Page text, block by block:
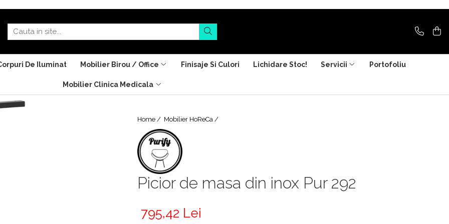
De Iluminat Mobilier Birou / Office Finisaje Si Culori Lichidare Stoc! Servicii Portofoliu
Mobilier Clinica Medicala
Home / Mobilier HoReCa /
Picior de masa din inox Pur 292
795,42 Lei